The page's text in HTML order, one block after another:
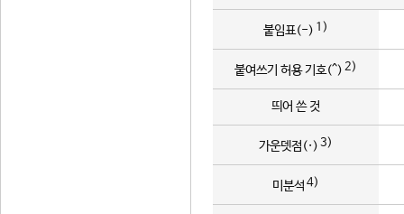
붙임표(-) 1)
붙여쓰기 허용 기호(^) 2)
띄어 쓴 것
가운뎃점(·) 3)
미분석 4)